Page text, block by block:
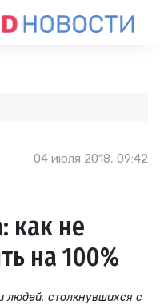
04 июля 2018, 09:42
как не
на 100%
людей, столкнувшихся с